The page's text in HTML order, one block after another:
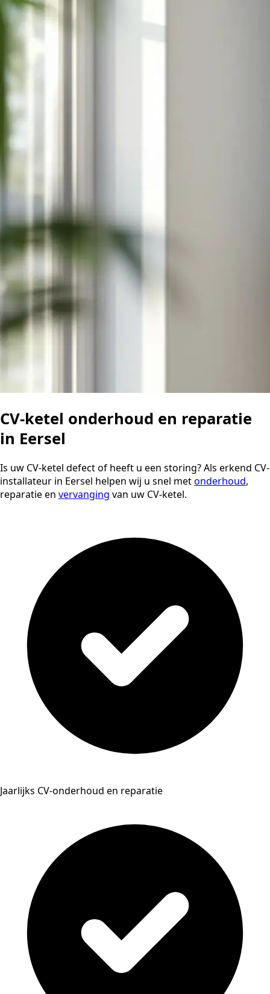
CV-ketel onderhoud en reparatie
in Eersel
Is uw CV-ketel defect of heeft u een storing? Als erkend CV-
installateur in Eersel helpen wij u snel metonderhoud,
reparatie en vervanging van uw CV-ketel.
Jaarlijks CV-onderhoud en reparatie